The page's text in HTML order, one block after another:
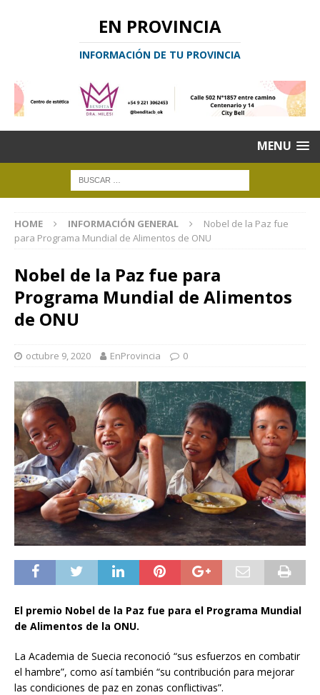
EN PROVINCIA
INFORMACIÓN DE TU PROVINCIA
MENU
HOME INFORMACIÓN GENERAL
Nobel de la Paz fue
para Programa Mundial de Alimentos de ONU
Nobel de la Paz fue para
Programa Mundial de Alimentos
de ONU
octubre 9, 2020 EnProvincia 0
El premio Nobel de la Paz fue para el Programa Mundial
de Alimentos de la ONU.
La Academia de Suecia reconoció “sus esfuerzos en combatir
el hambre”, como así también “su contribución para mejorar
las condiciones de paz en zonas conflictivas”.